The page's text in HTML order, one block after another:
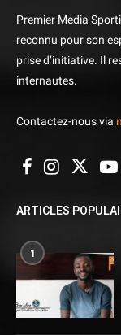
Premier Media
reconnu pour son
prise d’initiative. Il
internautes.
Contactez-nous via
ARTICLES
1